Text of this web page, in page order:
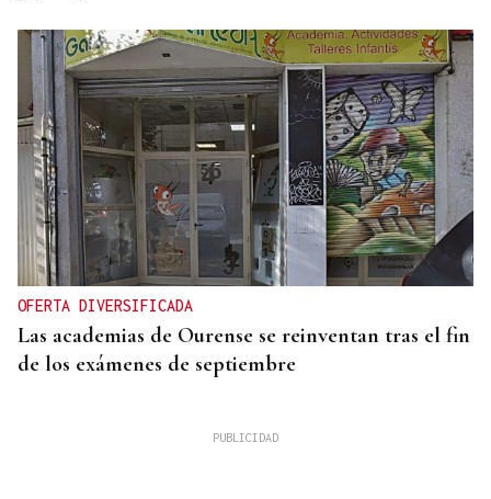
OFERTA DIVERSIFICADA
Las academias de Ourense se reinventan tras el fin
de los exámenes de septiembre